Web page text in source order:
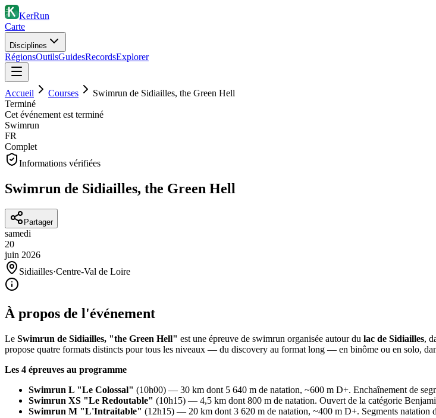
KerRun
Carte
Disciplines
RégionsOutilsGuidesRecordsExplorer
Accueil Courses
Swimrun de Sidiailles, the Green Hell
Terminé
Cet événement est terminé
Swimrun
FR
Complet
Informations vérifiées
Swimrun de Sidiailles, the Green Hell
Partager
samedi
20
juin 2026
Sidiailles·Centre-Val de Loire
À propos de l'événement
Le Swimrun de Sidiailles, "the Green Hell" est une épreuve de swimrun organisée autour du lac de Sidiailles,
propose quatre formats distincts pour tous les niveaux — du discovery au format long — en binôme ou en solo,
Les 4 épreuves au programme
Swimrun L "Le Colossal" (10h00) — 30 km dont 5 640 m de natation, ~600 m D+. Enchaînement de
Swimrun XS "Le Redoutable" (10h15) — 4,5 km dont 800 m de natation. Ouvert de la catégorie
Swimrun M "L'Intraitable" (12h15) — 20 km dont 3 620 m de natation, ~400 m D+. Segments natation